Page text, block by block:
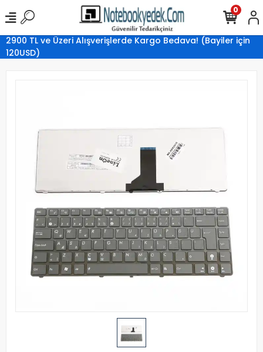
2900 TL ve Üzeri Alışverişlerde Kargo Bedava! (Bayiler için
120USD)
0